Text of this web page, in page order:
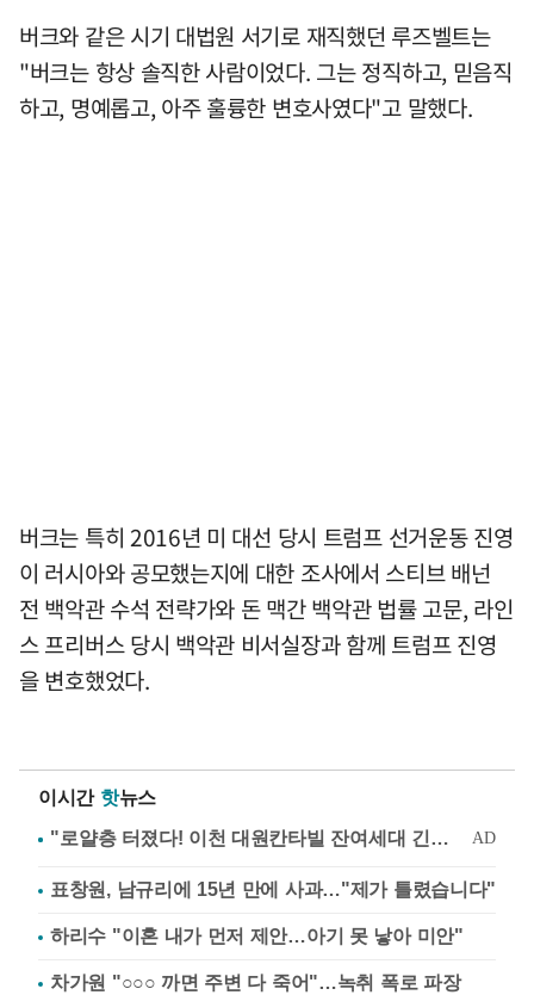
버크와 같은 시기 대법원 서기로 재직했던 루즈벨트는
"버크는 항상 솔직한 사람이었다. 그는 정직하고, 믿음직
하고, 명예롭고, 아주 훌륭한 변호사였다"고 말했다.
버크는 특히 2016년 미 대선 당시 트럼프 선거운동 진영
이 러시아와 공모했는지에 대한 조사에서 스티브 배넌
전 백악관 수석 전략가와 돈 맥간 백악관 법률 고문, 라인
스 프리버스 당시 백악관 비서실장과 함께 트럼프 진영
을 변호했었다.
이시간 핫뉴스
표창원, 남규리에 15년 만에 사과…"제가 틀렸습니다"
하리수 "이혼 내가 먼저 제안…아기 못 낳아 미안"
차가원 "○○○ 까면 주변 다 죽어"…녹취 폭로 파장